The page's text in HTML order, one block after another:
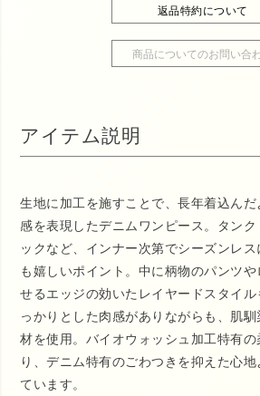
返品特約について
商品についてのお問い合
アイテム説明
生地に加工を施すことで、長年着込ん
感を表現したデニムワンピース。タン
ックなど、インナー次第でシーズンレ
も嬉しいポイント。中に柄物のパンツ
せるエッジの効いたレイヤードスタイ
っかりとした肉感がありながらも、肌
材を使用。バイオウォッシュ加工特有の
り、デニム特有のごわつきを抑えた心
ています。